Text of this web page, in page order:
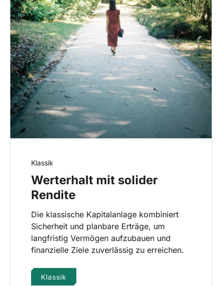
Klassik
Werterhalt mit solider
Rendite
Die klassische Kapitalanlage kombiniert
Sicherheit und planbare Erträge, um
langfristig Vermögen aufzubauen und
finanzielle Ziele zuverlässig zu erreichen.
Klassik